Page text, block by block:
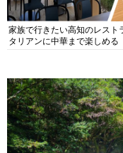
家族で行きたい高知のレスト
タリアンに中華まで楽しめる